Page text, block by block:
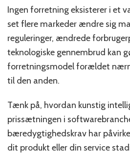
Ingen forretning eksisterer i et
set flere markeder ændre sig
reguleringer, ændrede
teknologiske gennembrud kan
forretningsmodel forældet
til den anden.
Tænk på, hvordan kunstig
prissætningen i
bæredygtighedskrav har
dit produkt eller din service